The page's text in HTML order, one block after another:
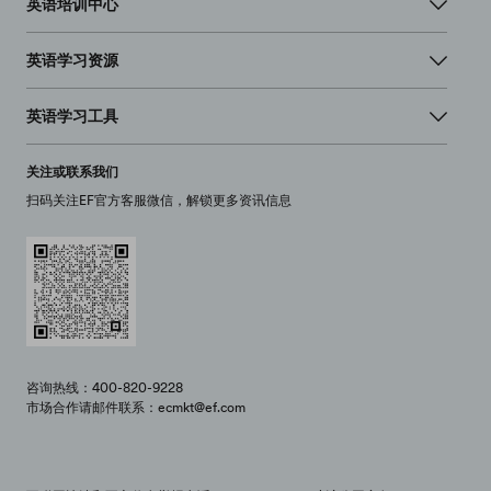
英语培训中心
英语学习资源
英语学习工具
关注或联系我们
扫码关注EF官方客服微信，解锁更多资讯信息
咨询热线：400-820-9228
市场合作请邮件联系：ecmkt@ef.com